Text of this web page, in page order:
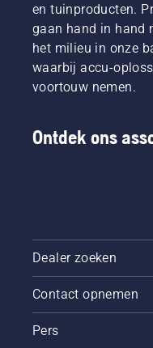
en tuinproducten.
gaan hand in hand
het milieu in onze
waarbij accu-
voortouw nemen.
Ontdek ons
Dealer zoeken
Contact opnemen
Pers